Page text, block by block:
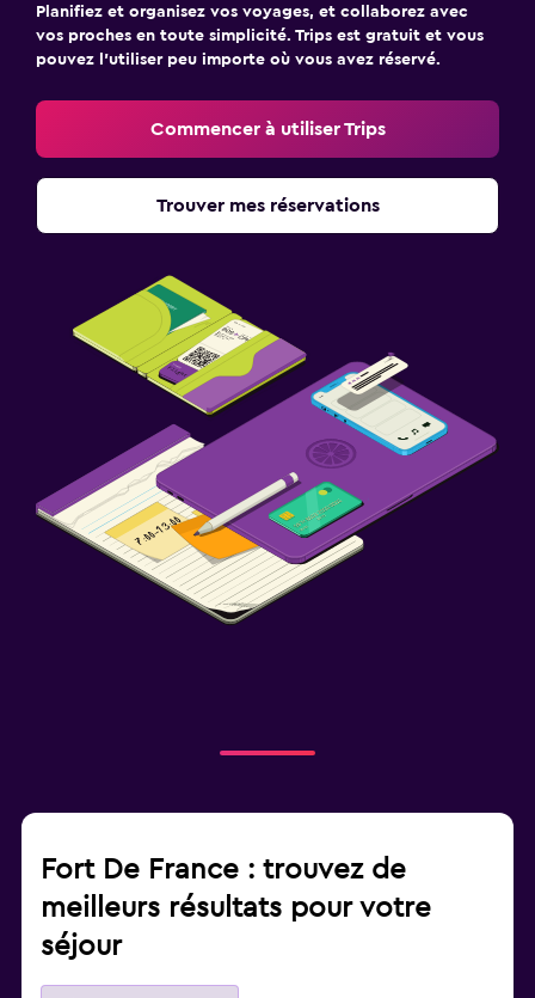
Planifiez et organisez vos voyages, et collaborez avec
vos proches en toute simplicité. Trips est gratuit et vous
pouvez l’utiliser peu importe où vous avez réservé.
Commencer à utiliser Trips
Trouver mes réservations
Fort De France : trouvez de
meilleurs résultats pour votre
séjour